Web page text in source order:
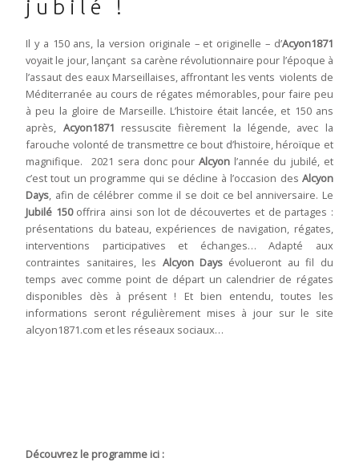
jubilé !
Il y a 150 ans, la version originale – et originelle – d’Acyon1871
voyait le jour, lançant sa carène révolutionnaire pour l’époque à
l’assaut des eaux Marseillaises, affrontant les vents violents de
Méditerranée au cours de régates mémorables, pour faire peu
à peu la gloire de Marseille. L’histoire était lancée, et 150 ans
après, Acyon1871 ressuscite fièrement la légende, avec la
farouche volonté de transmettre ce bout d’histoire, héroïque et
magnifique. 2021 sera donc pourAlcyon l’année du jubilé, et
c’est tout un programme qui se décline à l’occasion des Alcyon
Days, afin de célébrer comme il se doit ce bel anniversaire. Le
Jubilé 150offrira ainsi son lot de découvertes et de partages :
présentations du bateau, expériences de navigation, régates,
interventions participatives et échanges… Adapté aux
contraintes sanitaires, les Alcyon Days évolueront au fil du
temps avec comme point de départ un calendrier de régates
disponibles dès à présent ! Et bien entendu, toutes les
informations seront régulièrement mises à jour sur le site
alcyon1871.com et les réseaux sociaux…
Découvrez le programme ici :